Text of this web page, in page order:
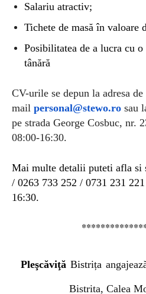
Salariu atractiv;
Tichete de masă în valoare
Posibilitatea de a lucra cu
tânără
CV-urile se depun la adresa de
mail personal@stewo.ro sau
pe strada George Cosbuc, nr.
08:00-16:30.
Mai multe detalii puteti afla si
/ 0263 733 252 / 0731 231
16:30.
Pleşcăviţă Bistrița angajeaz
Bistrita, Calea